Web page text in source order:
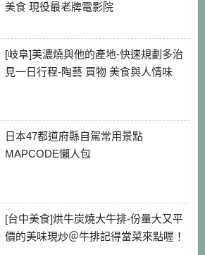
美食 現役最老牌電影院
[岐阜]美濃燒與他的產地-快速規劃多治
見一日行程-陶藝 買物 美食與人情味
日本47都道府縣自駕常用景點
MAPCODE懶人包
[台中美食]烘牛炭燒大牛排-份量大又平
價的美味現炒＠牛排記得當菜來點喔！